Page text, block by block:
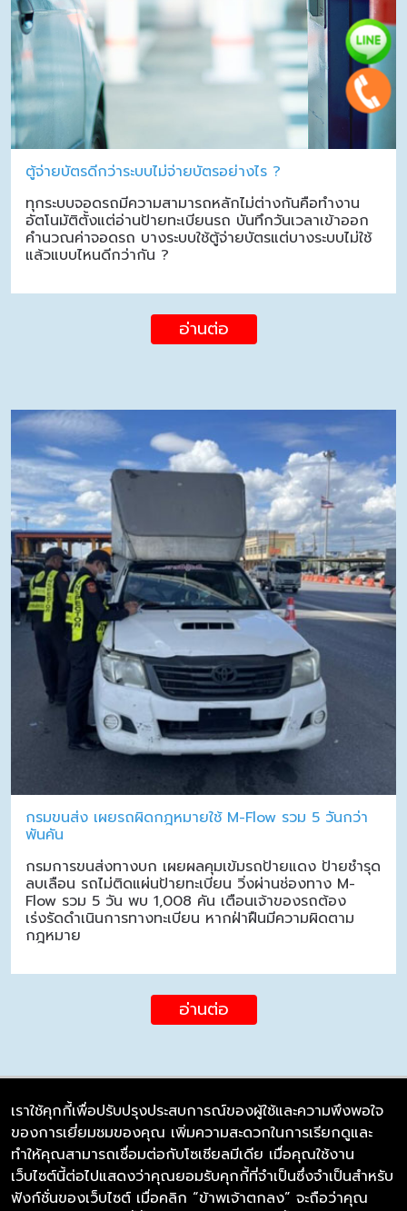
ตู้จ่ายบัตรดีกว่าระบบไม่จ่ายบัตรอย่างไร ?
ทุกระบบจอดรถมีความสามารถหลักไม่ต่างกันคือทำงาน
อัตโนมัติตั้งแต่อ่านป้ายทะเบียนรถ บันทึกวันเวลาเข้าออก
คำนวณค่าจอดรถ บางระบบใช้ตู้จ่ายบัตรแต่บางระบบไม่ใช้
แล้วแบบไหนดีกว่ากัน ?
อ่านต่อ
กรมขนส่ง เผยรถผิดกฎหมายใช้ M-Flow รวม 5 วันกว่า
พันคัน
กรมการขนส่งทางบก เผยผลคุมเข้มรถป้ายแดง ป้ายชำรุด
ลบเลือน รถไม่ติดแผ่นป้ายทะเบียน วิ่งผ่านช่องทาง M-
Flow รวม 5 วัน พบ 1,008 คัน เตือนเจ้าของรถต้อง
เร่งรัดดำเนินการทางทะเบียน หากฝ่าฝืนมีความผิดตาม
กฎหมาย
อ่านต่อ
บริษัท ซิมลิงค์ จำกัด
98/226 Bangrakyai-Baanmai Road,
Bangyai, Nonthaburi 11140
เราใช้คุกกี้เพื่อปรับปรุงประสบการณ์ของผู้ใช้และความพึงพอใจ
ของการเยี่ยมชมของคุณ เพิ่มความสะดวกในการเรียกดูและ
ทำให้คุณสามารถเชื่อมต่อกับโซเชียลมีเดีย เมื่อคุณใช้งาน
เว็บไซต์นี้ต่อไปแสดงว่าคุณยอมรับคุกกี้ที่จำเป็นซึ่งจำเป็นสำหรับ
ฟังก์ชั่นของเว็บไซต์ เมื่อคลิก “ข้าพเจ้าตกลง” จะถือว่าคุณ